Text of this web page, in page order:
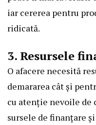
iar cererea pentru
ridicată.
3. Resursele
O afacere necesită
demararea cât și
cu atenție nevoile de
sursele de finanțare